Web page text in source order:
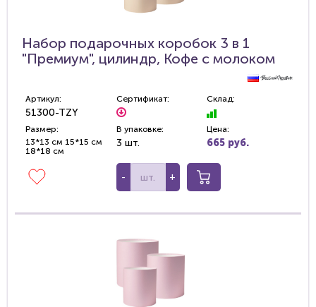
Набор подарочных коробок 3 в 1
"Премиум", цилиндр, Кофе с молоком
Артикул:
51300-TZY
Сертификат: Склад:
Размер:
13*13 см 15*15 см
18*18 см
В упаковке:
3 шт.
Цена:
665 руб.
- +